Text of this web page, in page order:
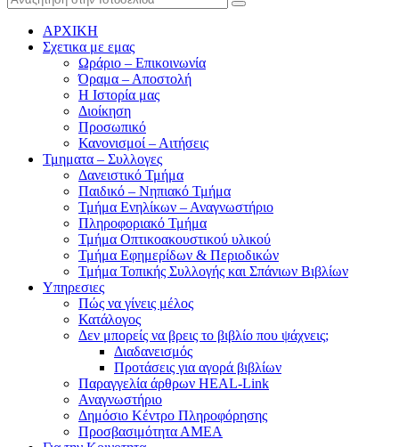
ΑΡΧΙΚΗ
Σχετικα με εμας
Ωράριο – Επικοινωνία
Όραμα – Αποστολή
Η Ιστορία μας
Διοίκηση
Προσωπικό
Κανονισμοί – Αιτήσεις
Τμηματα – Συλλογες
Δανειστικό Τμήμα
Παιδικό – Νηπιακό Τμήμα
Τμήμα Ενηλίκων – Αναγνωστήριο
Πληροφοριακό Τμήμα
Τμήμα Οπτικοακουστικού υλικού
Τμήμα Εφημερίδων & Περιοδικών
Τμήμα Τοπικής Συλλογής και Σπάνιων Βιβλίων
Υπηρεσιες
Πώς να γίνεις μέλος
Κατάλογος
Δεν μπορείς να βρεις το βιβλίο που ψάχνεις;
Διαδανεισμός
Προτάσεις για αγορά βιβλίων
Παραγγελία άρθρων HEAL-Link
Αναγνωστήριο
Δημόσιο Κέντρο Πληροφόρησης
Προσβασιμότητα ΑΜΕΑ